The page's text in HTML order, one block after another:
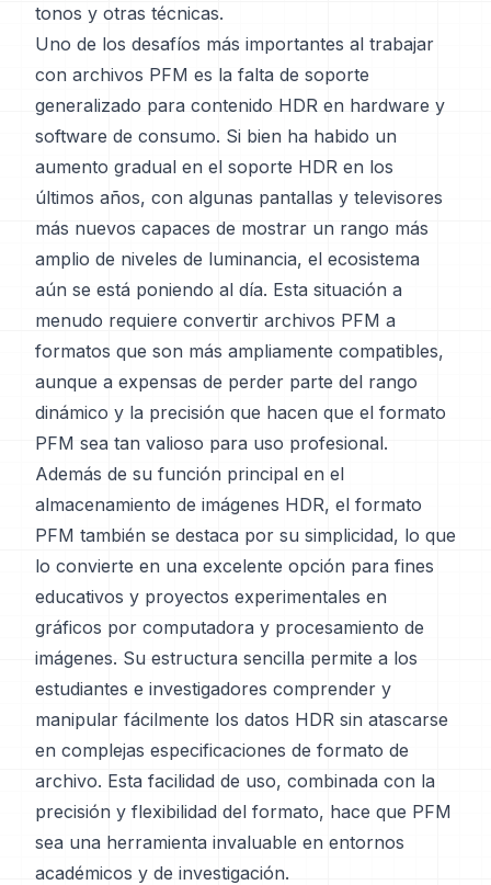
tonos y otras técnicas.
Uno de los desafíos más importantes al trabajar
con archivos PFM es la falta de soporte
generalizado para contenido HDR en hardware y
software de consumo. Si bien ha habido un
aumento gradual en el soporte HDR en los
últimos años, con algunas pantallas y televisores
más nuevos capaces de mostrar un rango más
amplio de niveles de luminancia, el ecosistema
aún se está poniendo al día. Esta situación a
menudo requiere convertir archivos PFM a
formatos que son más ampliamente compatibles,
aunque a expensas de perder parte del rango
dinámico y la precisión que hacen que el formato
PFM sea tan valioso para uso profesional.
Además de su función principal en el
almacenamiento de imágenes HDR, el formato
PFM también se destaca por su simplicidad, lo que
lo convierte en una excelente opción para fines
educativos y proyectos experimentales en
gráficos por computadora y procesamiento de
imágenes. Su estructura sencilla permite a los
estudiantes e investigadores comprender y
manipular fácilmente los datos HDR sin atascarse
en complejas especificaciones de formato de
archivo. Esta facilidad de uso, combinada con la
precisión y flexibilidad del formato, hace que PFM
sea una herramienta invaluable en entornos
académicos y de investigación.